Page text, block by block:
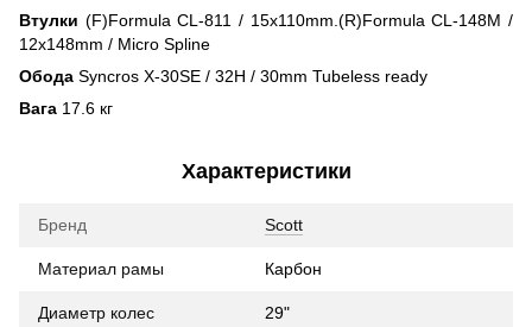
Втулки (F)Formula CL-811 / 15x110mm.(R)Formula CL-148M /
12x148mm / Micro Spline
Обода Syncros X-30SE / 32H / 30mm Tubeless ready
Вага 17.6 кг
Характеристики
Бренд Scott
Материал рамы Карбон
Диаметр колес 29"